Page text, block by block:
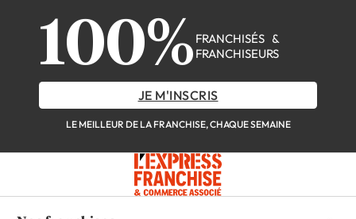
100% FRANCHISÉS &
FRANCHISEURS
JE M'INSCRIS
LE MEILLEUR DE LA FRANCHISE, CHAQUE SEMAINE